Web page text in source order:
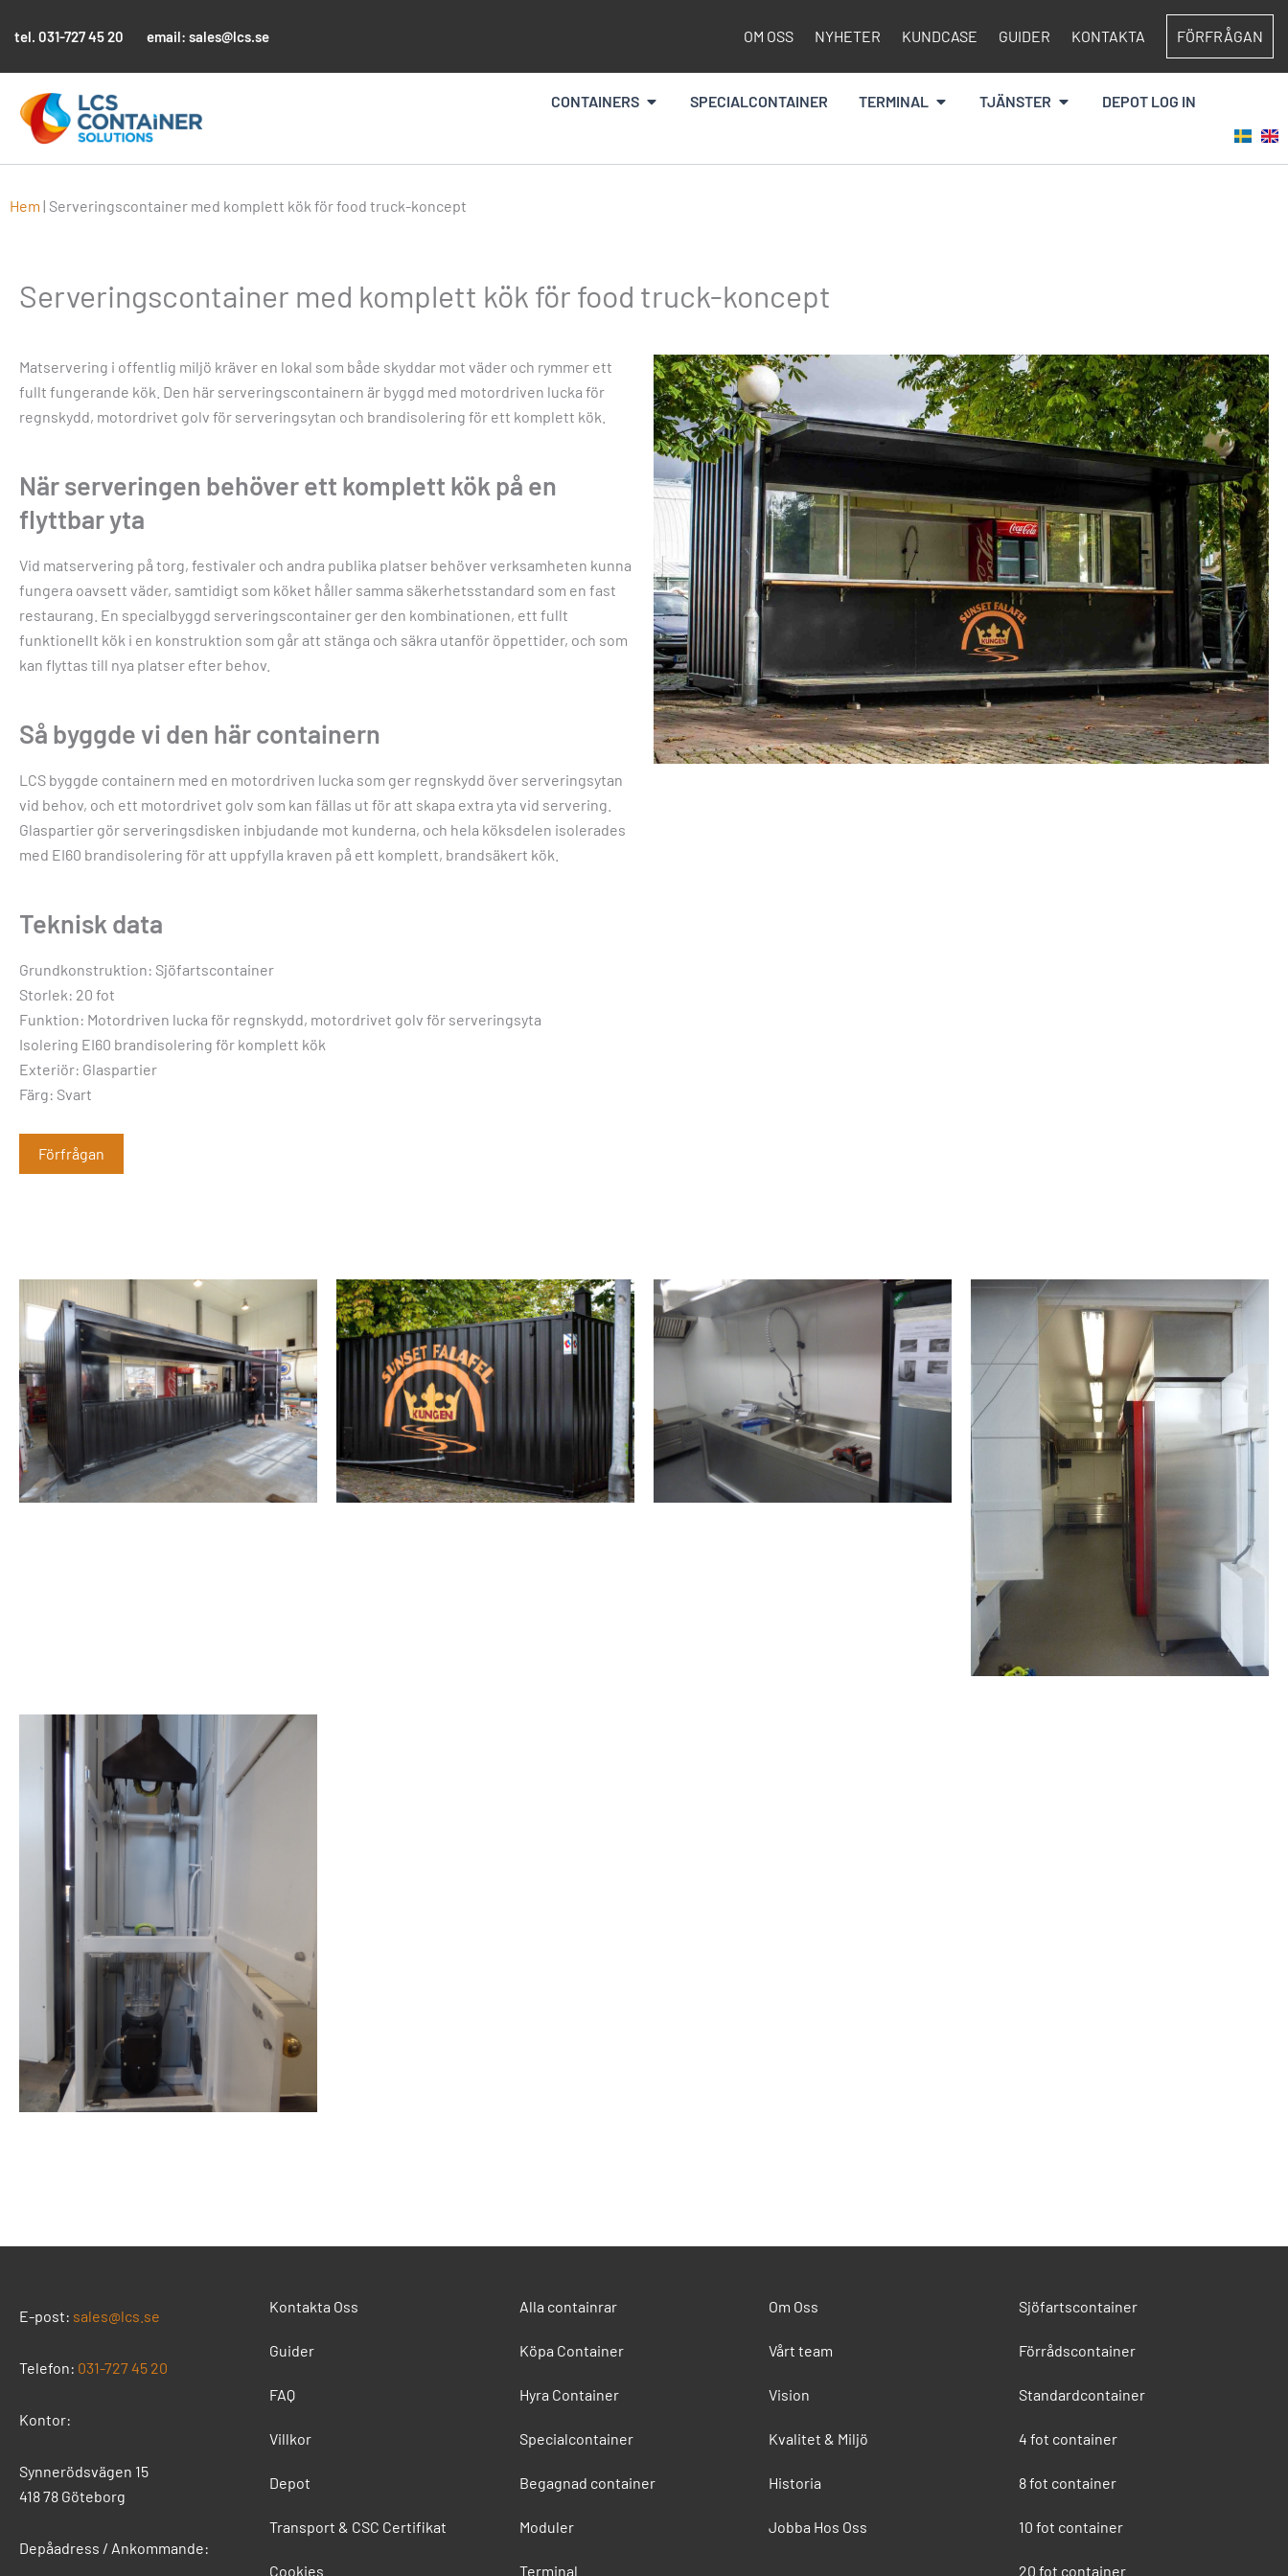
tilltel. 031-727 45 20 email: sales@lcs.se OM OSS NYHETER KUNDCASE GUIDER KONTAKTA FÖRFRÅGAN
CONTAINERS Öppna Containers
SPECIALCONTAINER TERMINAL Öppna Terminal
TJÄNSTER Öppna Tjänster
DEPOT LOG IN
Hem | Serveringscontainer med komplett kök för food truck-koncept
Serveringscontainer med komplett kök för food truck-koncept
Matservering i offentlig miljö kräver en lokal som både skyddar mot väder och rymmer ett
fullt fungerande kök. Den här serveringscontainern är byggd med motordriven lucka för
regnskydd, motordrivet golv för serveringsytan och brandisolering för ett komplett kök.
När serveringen behöver ett komplett kök på en
flyttbar yta
Vid matservering på torg, festivaler och andra publika platser behöver verksamheten kunna
fungera oavsett väder, samtidigt som köket håller samma säkerhetsstandard som en fast
restaurang. En specialbyggd serveringscontainer ger den kombinationen, ett fullt
funktionellt kök i en konstruktion som går att stänga och säkra utanför öppettider, och som
kan flyttas till nya platser efter behov.
Så byggde vi den här containern
LCS byggde containern med en motordriven lucka som ger regnskydd över serveringsytan
vid behov, och ett motordrivet golv som kan fällas ut för att skapa extra yta vid servering.
Glaspartier gör serveringsdisken inbjudande mot kunderna, och hela köksdelen isolerades
med EI60 brandisolering för att uppfylla kraven på ett komplett, brandsäkert kök.
Teknisk data
Grundkonstruktion: Sjöfartscontainer
Storlek: 20 fot
Funktion: Motordriven lucka för regnskydd, motordrivet golv för serveringsyta
Isolering EI60 brandisolering för komplett kök
Exteriör: Glaspartier
Färg: Svart
Förfrågan
E-post: sales@lcs.se
Telefon: 031-727 45 20
Kontor:
Synnerödsvägen 15
418 78 Göteborg
Depåadress / Ankommande:
Kontakta Oss
Guider
FAQ
Villkor
Depot
Transport & CSC Certifikat
Cookies
Alla containrar
Köpa Container
Hyra Container
Specialcontainer
Begagnad container
Moduler
Terminal
Om Oss
Vårt team
Vision
Kvalitet & Miljö
Historia
Jobba Hos Oss
Sjöfartscontainer
Förrådscontainer
Standardcontainer
4 fot container
8 fot container
10 fot container
20 fot container